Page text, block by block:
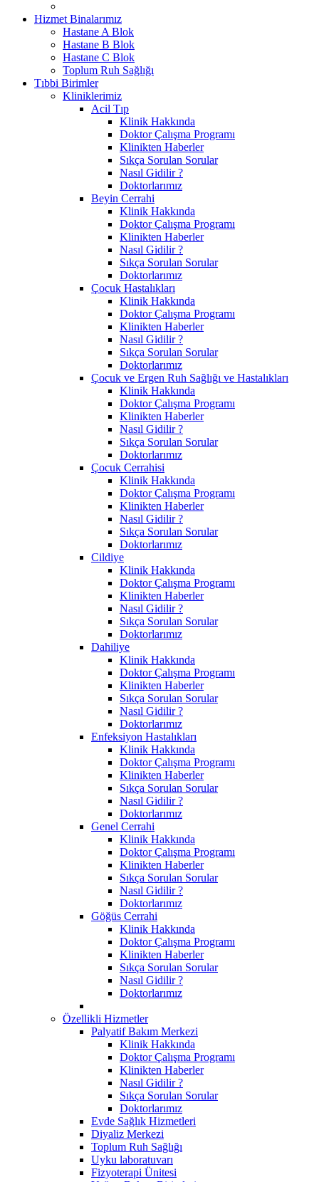
Hizmet Binalarımız
Hastane A Blok
Hastane B Blok
Hastane C Blok
Toplum Ruh Sağlığı
Tıbbi Birimler
Kliniklerimiz
Acil Tıp
Klinik Hakkında
Doktor Çalışma Programı
Klinikten Haberler
Sıkça Sorulan Sorular
Nasıl Gidilir ?
Doktorlarımız
Beyin Cerrahi
Klinik Hakkında
Doktor Çalışma Programı
Klinikten Haberler
Nasıl Gidilir ?
Sıkça Sorulan Sorular
Doktorlarımız
Çocuk Hastalıkları
Klinik Hakkında
Doktor Çalışma Programı
Klinikten Haberler
Nasıl Gidilir ?
Sıkça Sorulan Sorular
Doktorlarımız
Çocuk ve Ergen Ruh Sağlığı ve Hastalıkları
Klinik Hakkında
Doktor Çalışma Programı
Klinikten Haberler
Nasıl Gidilir ?
Sıkça Sorulan Sorular
Doktorlarımız
Çocuk Cerrahisi
Klinik Hakkında
Doktor Çalışma Programı
Klinikten Haberler
Nasıl Gidilir ?
Sıkça Sorulan Sorular
Doktorlarımız
Cildiye
Klinik Hakkında
Doktor Çalışma Programı
Klinikten Haberler
Nasıl Gidilir ?
Sıkça Sorulan Sorular
Doktorlarımız
Dahiliye
Klinik Hakkında
Doktor Çalışma Programı
Klinikten Haberler
Sıkça Sorulan Sorular
Nasıl Gidilir ?
Doktorlarımız
Enfeksiyon Hastalıkları
Klinik Hakkında
Doktor Çalışma Programı
Klinikten Haberler
Sıkça Sorulan Sorular
Nasıl Gidilir ?
Doktorlarımız
Genel Cerrahi
Klinik Hakkında
Doktor Çalışma Programı
Klinikten Haberler
Sıkça Sorulan Sorular
Nasıl Gidilir ?
Doktorlarımız
Göğüs Cerrahi
Klinik Hakkında
Doktor Çalışma Programı
Klinikten Haberler
Sıkça Sorulan Sorular
Nasıl Gidilir ?
Doktorlarımız
Özellikli Hizmetler
Palyatif Bakım Merkezi
Klinik Hakkında
Doktor Çalışma Programı
Klinikten Haberler
Nasıl Gidilir ?
Sıkça Sorulan Sorular
Doktorlarımız
Evde Sağlık Hizmetleri
Diyaliz Merkezi
Toplum Ruh Sağlığı
Uyku laboratuvarı
Fizyoterapi Ünitesi